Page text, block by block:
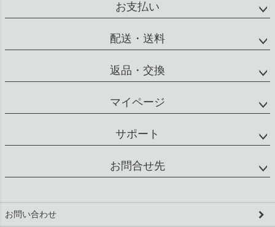
お支払い
配送・送料
返品・交換
マイページ
サポート
お問合せ先
お問い合わせ